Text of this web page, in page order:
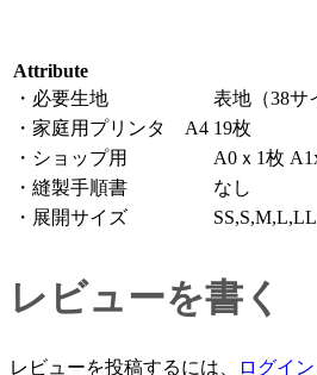
Attribute
・必要生地
表地（38サ
・家庭用プリンタ A4 19枚
・ショップ用
A0ｘ1枚
・縫製手順書
なし
・展開サイズ
レビューを書く
レビューを投稿するには、 ログイン